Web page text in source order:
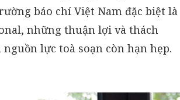
báo chí Việt Nam đặc biệt là
những thuận lợi và thách
lực toà soạn còn hạn hẹp.